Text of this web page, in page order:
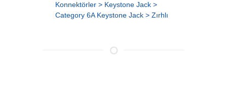
Konnektörler > Keystone Jack >
Category 6A Keystone Jack > Zırhlı